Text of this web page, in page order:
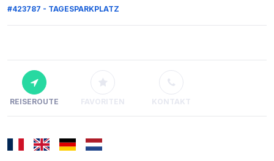
#423787 - TAGESPARKPLATZ
REISEROUTE FAVORITEN KONTAKT